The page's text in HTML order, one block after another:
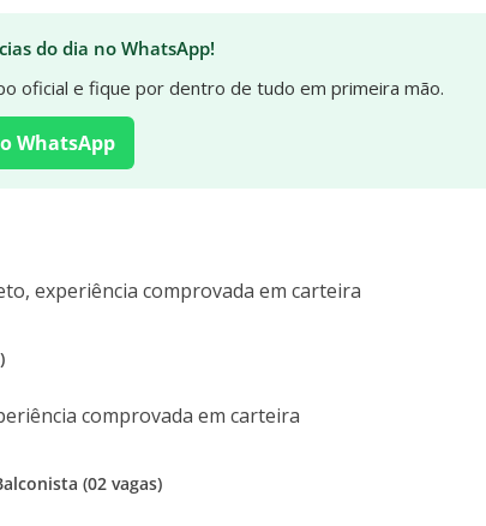
do dia no WhatsApp!
oficial e fique por dentro de tudo em primeira mão.
WhatsApp
experiência comprovada em carteira
comprovada em carteira
(02 vagas)